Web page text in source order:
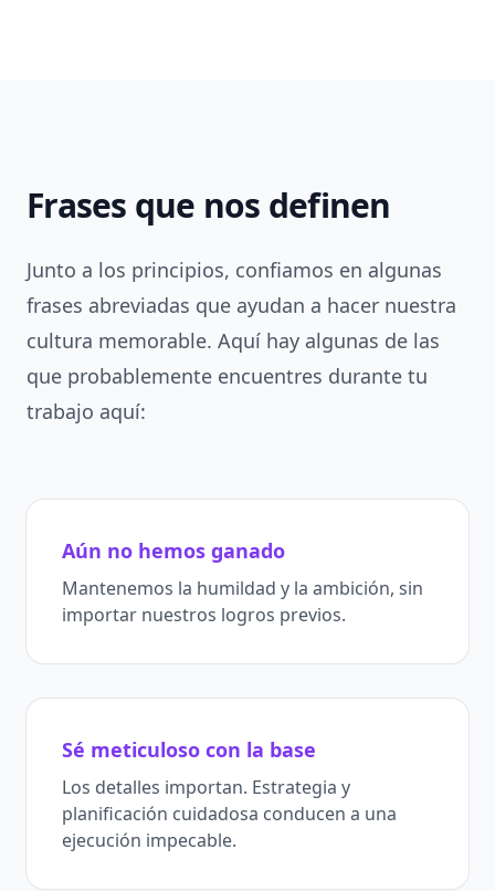
Frases que nos definen
Junto a los principios, confiamos en algunas
frases abreviadas que ayudan a hacer nuestra
cultura memorable. Aquí hay algunas de las
que probablemente encuentres durante tu
trabajo aquí:
Aún no hemos ganado
Mantenemos la humildad y la ambición, sin
importar nuestros logros previos.
Sé meticuloso con la base
Los detalles importan. Estrategia y
planificación cuidadosa conducen a una
ejecución impecable.